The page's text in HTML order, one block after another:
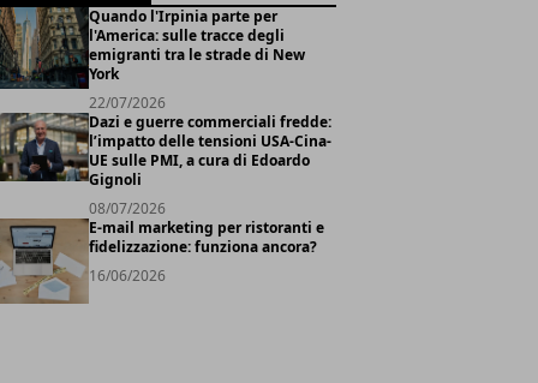
Quando l'Irpinia parte per
l'America: sulle tracce degli
emigranti tra le strade di New
York
22/07/2026
Dazi e guerre commerciali fredde:
l’impatto delle tensioni USA-Cina-
UE sulle PMI, a cura di Edoardo
Gignoli
08/07/2026
E-mail marketing per ristoranti e
fidelizzazione: funziona ancora?
16/06/2026